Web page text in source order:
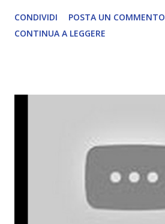
CONDIVIDI
POSTA UN COMMENTO
CONTINUA A LEGGERE